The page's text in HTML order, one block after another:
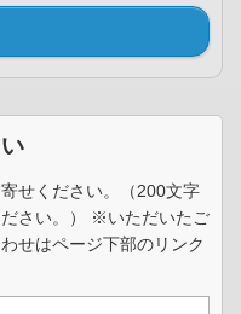
せください。（200文字
さい。） ※いただいたご
せはページ下部のリンク